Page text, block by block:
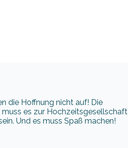
die Hoffnung nicht auf! Die
muss es zur Hochzeitsgesellschaft
Und es muss Spaß machen!